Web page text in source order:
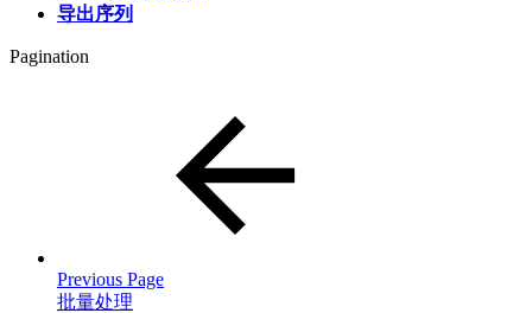
导出序列
Pagination
Previous Page
批量处理